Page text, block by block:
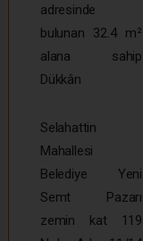
adresinde
bulunan 32.4 m²
alana sahip
Dükkân
Selahattin
Mahallesi
Belediye Yeni
Semt Pazarı
zemin kat 119